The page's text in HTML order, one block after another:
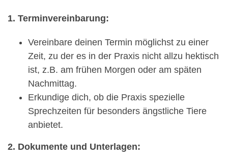
1. Terminvereinbarung:
Vereinbare deinen Termin möglichst zu einer
Zeit, zu der es in der Praxis nicht allzu hektisch
ist, z.B. am frühen Morgen oder am späten
Nachmittag.
Erkundige dich, ob die Praxis spezielle
Sprechzeiten für besonders ängstliche Tiere
anbietet.
2. Dokumente und Unterlagen: